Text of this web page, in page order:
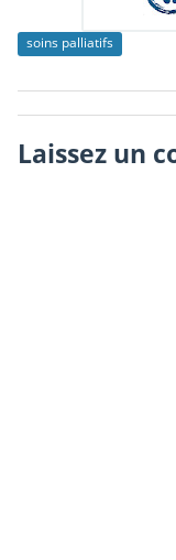
soins palliatifs
Laissez un